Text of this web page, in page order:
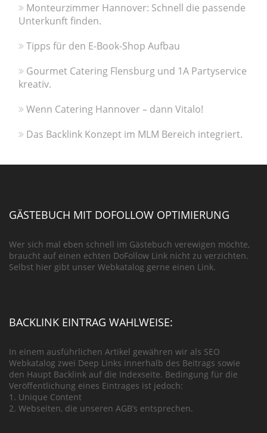
Monteurzimmer Hannover: Schnell die passende
Unterkunft finden.
Tipps für den E-Book-Shop Aufbau
Gourmet Catering Flensburg und 1A Partyservice
kreativ.
Wenn Catering Hannover – dann Vitalo!
Das Backlink Konzept im MLM Bereich integriert.
GÄSTEBUCH MIT DOFOLLOW OPTIMIERUNG
Wer sich mal eben schnell im Gästebuch verewigen möchte,
braucht auf einen echten DoFollow Link nicht zu verzichten.
Selbst hier gibt unser Webkatalog gerne einen Link.
BACKLINK EINTRAG WAHLWEISE:
In einem ausführlichen Artikel gewähren wir als SEO
Webkatalog zwei Deep Links innerhalb des Beitrags sowie
den Haupt Backlink auf die Indexseite. Bedingung für die
Veröffentlichung eines Eintrages ist jedoch:
1. Unique Content
2. Webseiten, die unseren AGB’s entsprechen.